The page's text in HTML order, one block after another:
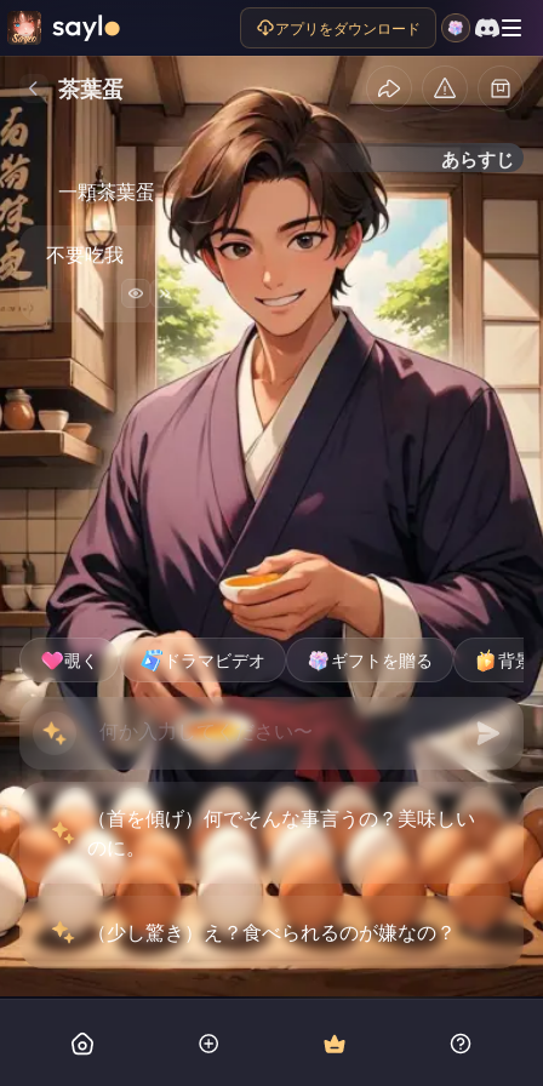
アプリをダウンロード
茶葉蛋
あらすじ
一顆茶葉蛋
不要吃我
覗く ドラマビデオ ギフトを贈る 背景
（首を傾げ）何でそんな事言うの？美味しい
のに。
（少し驚き）え？食べられるのが嫌なの？